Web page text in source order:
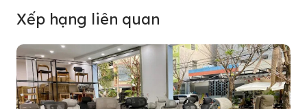
Xếp hạng liên quan